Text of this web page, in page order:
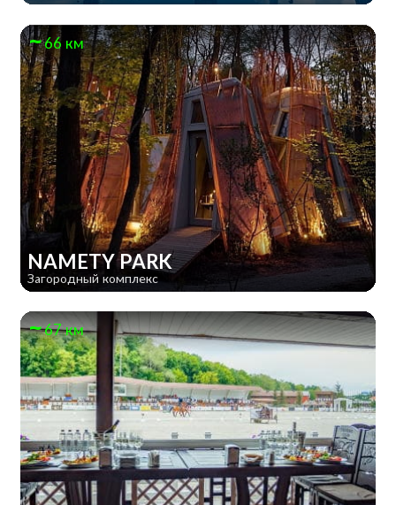
66 км
NAMETY PARK
Загородный комплекс
67 км